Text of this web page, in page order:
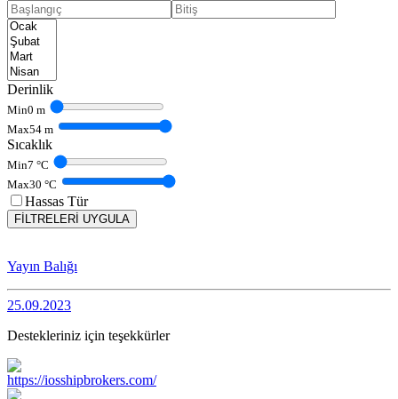
Derinlik
Min0 m
Max54 m
Sıcaklık
Min7 °C
Max30 °C
Hassas Tür
FİLTRELERİ UYGULA
Yayın Balığı
25.09.2023
Destekleriniz için teşekkürler